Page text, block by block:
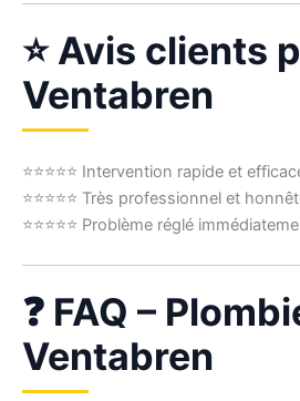
⭐ Avis clients
Ventabren
⭐⭐⭐⭐⭐ Intervention rapide et
⭐⭐⭐⭐⭐ Très professionnel et
⭐⭐⭐⭐⭐ Problème réglé
❓ FAQ –
Ventabren